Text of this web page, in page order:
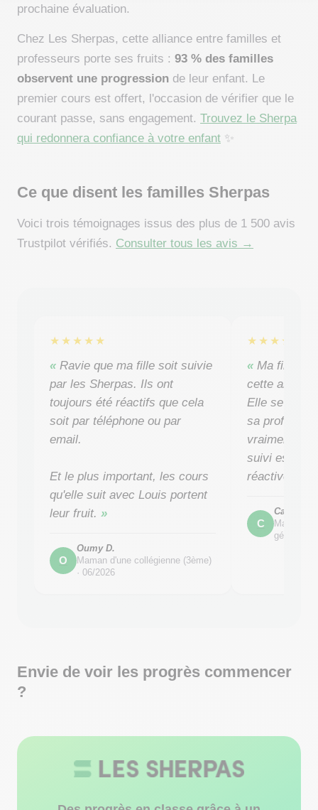
prochaine évaluation.
Chez Les Sherpas, cette alliance entre familles et
professeurs porte ses fruits : 93 % des familles
observent une progression de leur enfant. Le
premier cours est offert, l'occasion de vérifier que le
courant passe, sans engagement. Trouvez le Sherpa
qui redonnera confiance à votre enfant ✨
Ce que disent les familles Sherpas
Voici trois témoignages issus des plus de 1 500 avis
Trustpilot vérifiés. Consulter tous les avis →
★★★★★
Ravie que ma fille soit suivie
par les Sherpas. Ils ont
toujours été réactifs que cela
soit par téléphone ou par
email.
Et le plus important, les cours
qu'elle suit avec Louis portent
leur fruit.
O
Oumy D.
Maman d'une collégienne (3ème)
· 06/2026
★★★★★
Ma fille a
cette année
Elle se sent
sa
vraiment
suivi est
réactive
C
Caro
Maman
générale)
Envie de voir les progrès commencer
?